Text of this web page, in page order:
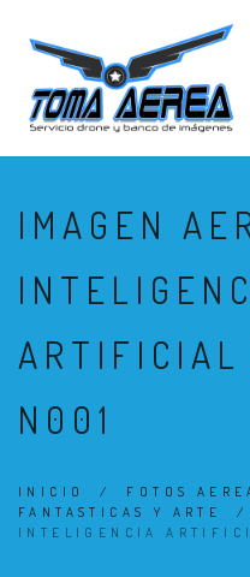
IMAGEN
ARTIFICIAL
N001
INICIO / FOTOS
FANTASTICAS Y ARTE
INTELIGENCIA